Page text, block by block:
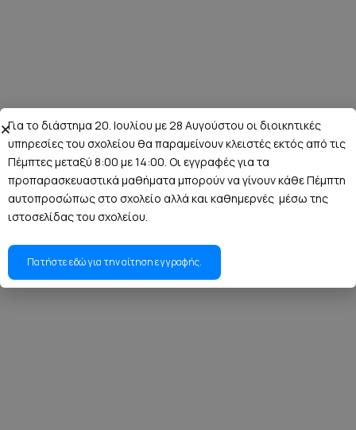
Για το διάστημα 20. Ιουλίου με 28 Αυγούστου οι διοικητικές
υπηρεσίες του σχολείου θα παραμείνουν κλειστές εκτός από τις
Πέμπτες μεταξύ 8:00 με 14:00. Οι εγγραφές για τα
προπαρασκευαστικά μαθήματα μπορούν να γίνουν κάθε Πέμπτη
αυτοπροσώπως στο σχολείο αλλά και καθημερνές μέσω της
ιστοσελίδας του σχολείου.
Πατήστε εδώ για την αίτηση εγγραφής.